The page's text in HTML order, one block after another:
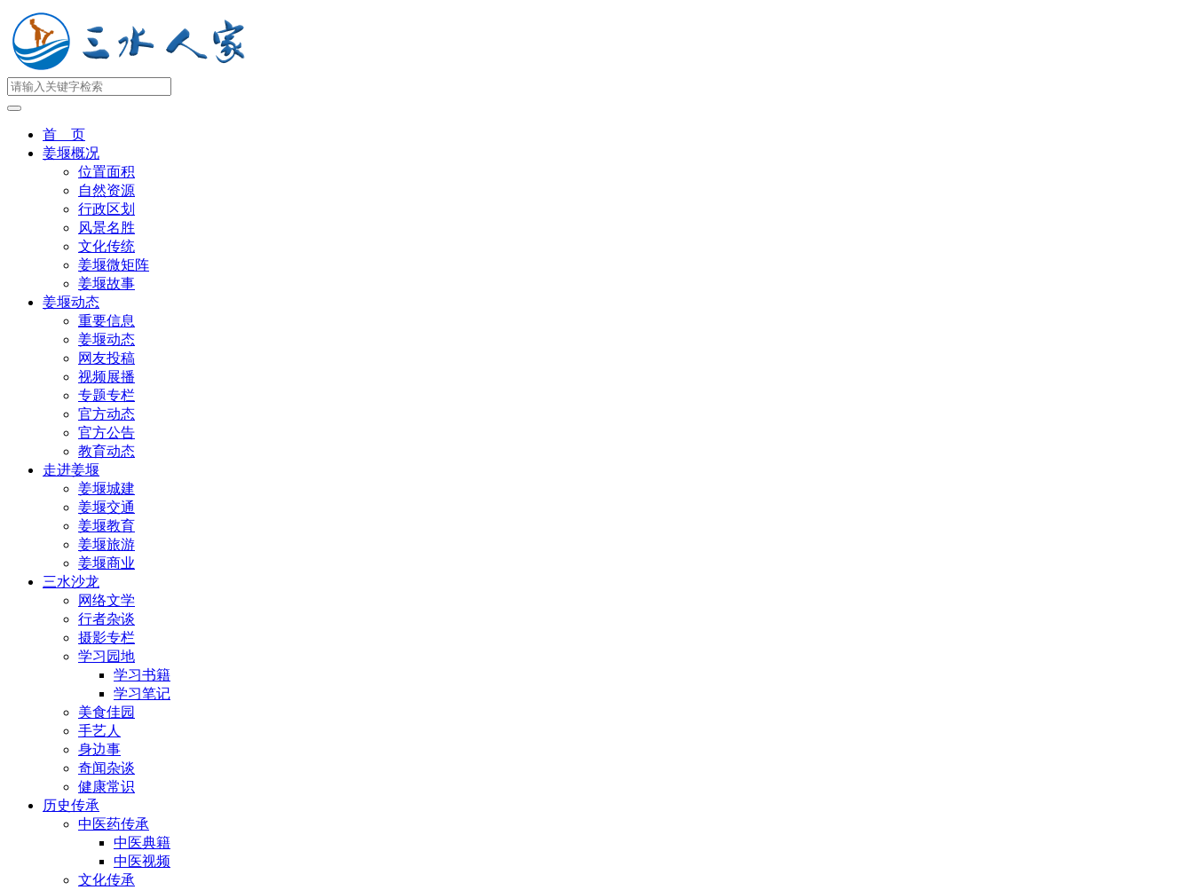
首 页
姜堰概况
位置面积
自然资源
行政区划
风景名胜
文化传统
姜堰微矩阵
姜堰故事
姜堰动态
重要信息
姜堰动态
网友投稿
视频展播
专题专栏
官方动态
官方公告
教育动态
走进姜堰
姜堰城建
姜堰交通
姜堰教育
姜堰旅游
姜堰商业
三水沙龙
网络文学
行者杂谈
摄影专栏
学习园地
学习书籍
学习笔记
美食佳园
手艺人
身边事
奇闻杂谈
健康常识
历史传承
中医药传承
中医典籍
中医视频
文化传承